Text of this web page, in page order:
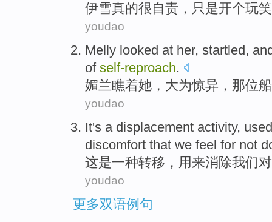
伊雪真的很自责 ， 只是开个玩
youdao
Melly looked at her, startled,
of self-reproach.
媚兰瞧着她 ，大为惊异 ，那位
youdao
It's a displacement activity,
discomfort that we feel for not
这是一种转移 ， 用来消除我们对
youdao
更多双语例句